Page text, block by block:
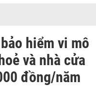
hiểm vi mô
và nhà cửa
đồng/năm